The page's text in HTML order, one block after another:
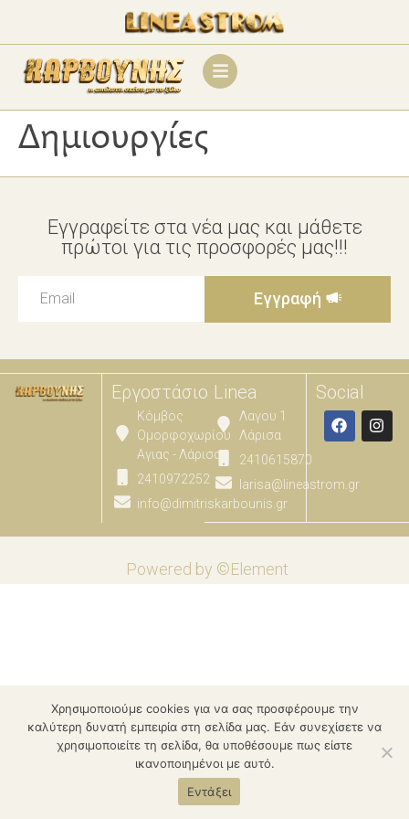
Δημιουργίες
Εγγραφείτε στα νέα μας και μάθετε
πρώτοι για τις προσφορές μας!!!
Εγγραφή
Εργοστάσιο
Κόμβος
Ομορφοχωρίου
Αγιας - Λάρισας
2410972252
info@dimitriskarbounis.gr
Linea
Λαγου 1
Λάρισα
2410615870
larisa@lineastrom.gr
Social
Powered by ©Element
Χρησιμοποιούμε cookies για να σας προσφέρουμε την
καλύτερη δυνατή εμπειρία στη σελίδα μας. Εάν συνεχίσετε να
χρησιμοποιείτε τη σελίδα, θα υποθέσουμε πως είστε
ικανοποιημένοι με αυτό.
Εντάξει